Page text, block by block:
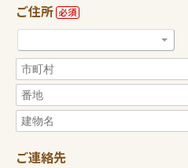
ご住所 必須
ご連絡先